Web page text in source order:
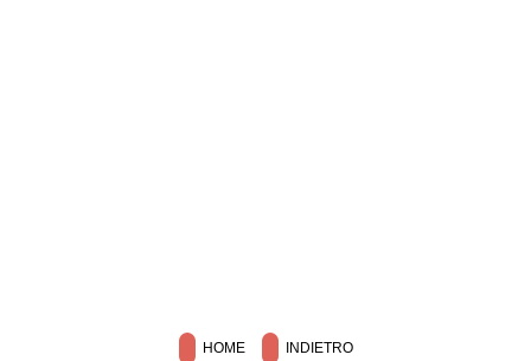
HOME INDIETRO